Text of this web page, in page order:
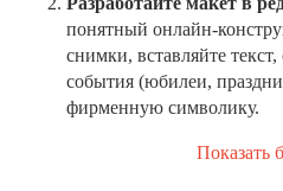
понятный онлайн-
снимки, вставляйте
события (юбилеи,
фирменную символику.
Показать